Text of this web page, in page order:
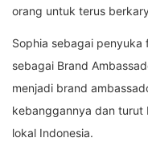
orang untuk terus
Sophia sebagai
sebagai Brand
menjadi brand
kebanggannya dan turut
lokal Indonesia.